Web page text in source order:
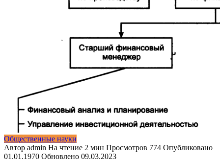
Общественные науки
Автор admin На чтение 2 мин Просмотров 774 Опубликовано
01.01.1970 Обновлено 09.03.2023